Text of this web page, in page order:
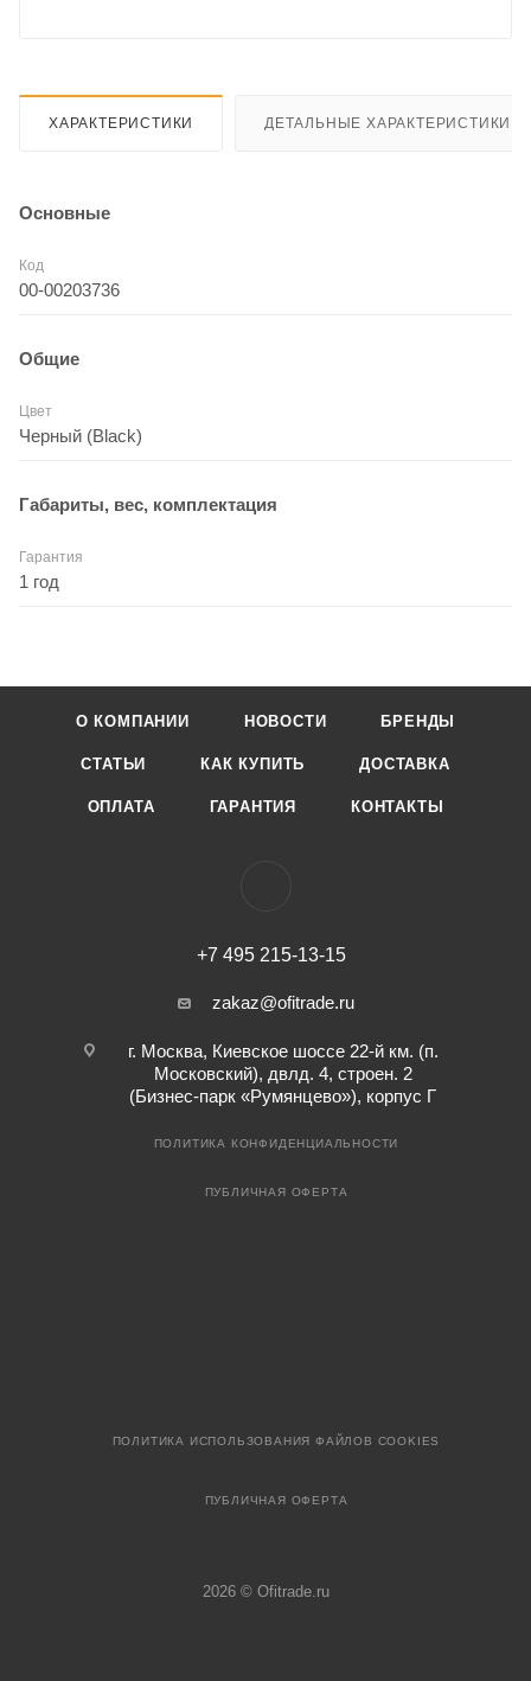
ХАРАКТЕРИСТИКИ ДЕТАЛЬНЫЕ ХАРАКТЕРИСТИКИ
Основные
Код
00-00203736
Общие
Цвет
Черный (Black)
Габариты, вес, комплектация
Гарантия
1 год
О КОМПАНИИ НОВОСТИ БРЕНДЫ
СТАТЬИ КАК КУПИТЬ ДОСТАВКА
ОПЛАТА ГАРАНТИЯ КОНТАКТЫ
+7 495 215-13-15
zakaz@ofitrade.ru
г. Москва, Киевское шоссе 22-й км. (п.
Московский), двлд. 4, строен. 2
(Бизнес-парк «Румянцево»), корпус Г
ПОЛИТИКА КОНФИДЕНЦИАЛЬНОСТИ
ПУБЛИЧНАЯ ОФЕРТА
ПОЛИТИКА ИСПОЛЬЗОВАНИЯ ФАЙЛОВ COOKIES
ПУБЛИЧНАЯ ОФЕРТА
2026 © Ofitrade.ru